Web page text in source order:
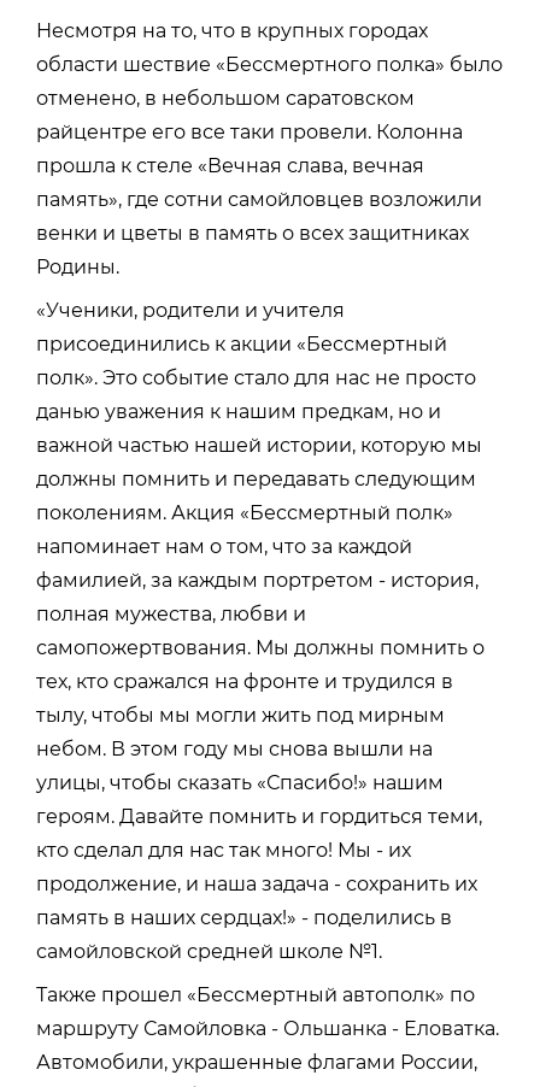
Несмотря на то, что в крупных городах
области шествие «Бессмертного полка» было
отменено, в небольшом саратовском
райцентре его все таки провели. Колонна
прошла к стеле «Вечная слава, вечная
память», где сотни самойловцев возложили
венки и цветы в память о всех защитниках
Родины.
«Ученики, родители и учителя
присоединились к акции «Бессмертный
полк». Это событие стало для нас не просто
данью уважения к нашим предкам, но и
важной частью нашей истории, которую мы
должны помнить и передавать следующим
поколениям. Акция «Бессмертный полк»
напоминает нам о том, что за каждой
фамилией, за каждым портретом - история,
полная мужества, любви и
самопожертвования. Мы должны помнить о
тех, кто сражался на фронте и трудился в
тылу, чтобы мы могли жить под мирным
небом. В этом году мы снова вышли на
улицы, чтобы сказать «Спасибо!» нашим
героям. Давайте помнить и гордиться теми,
кто сделал для нас так много! Мы - их
продолжение, и наша задача - сохранить их
память в наших сердцах!» - поделились в
самойловской средней школе №1.
Также прошел «Бессмертный автополк» по
маршруту Самойловка - Ольшанка - Еловатка.
Автомобили, украшенные флагами России,